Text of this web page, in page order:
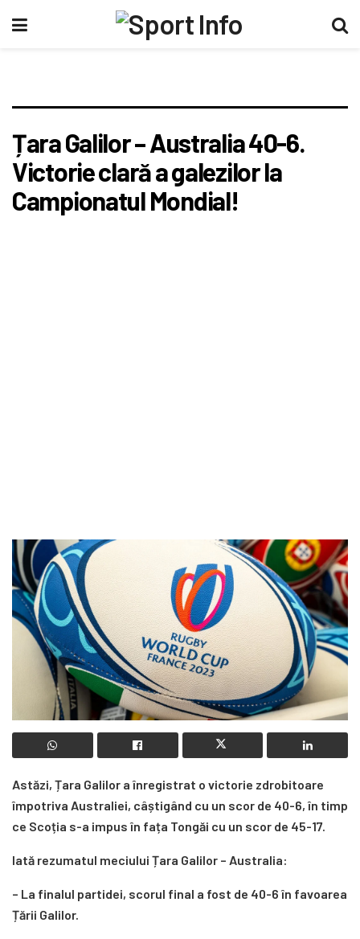
Țara Galilor – Australia 40-6.
Victorie clară a galezilor la
Campionatul Mondial!
Astăzi, Țara Galilor a înregistrat o victorie zdrobitoare
împotriva Australiei, câștigând cu un scor de 40-6, în timp
ce Scoția s-a impus în fața Tongăi cu un scor de 45-17.
Iată rezumatul meciului Țara Galilor – Australia:
– La finalul partidei, scorul final a fost de 40-6 în favoarea
Țării Galilor.